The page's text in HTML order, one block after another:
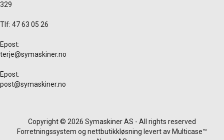
329
Tlf: 47 63 05 26
Epost:
terje@symaskiner.no
Epost:
post@symaskiner.no
Copyright © 2026 Symaskiner AS - All rights reserved
Forretningssystem og nettbutikkløsning levert av Multicase™